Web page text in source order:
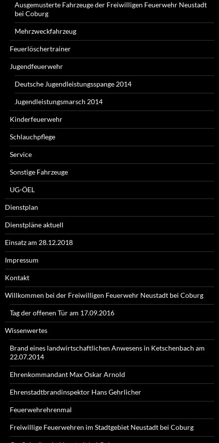
Ausgemusterte Fahrzeuge der Freiwilligen Feuerwehr Neustadt
bei Coburg
Mehrzweckfahrzeug
Feuerlöschertrainer
Jugendfeuerwehr
Deutsche Jugendleistungsspange 2014
Jugendleistungsmarsch 2014
Kinderfeuerwehr
Schlauchpflege
Service
Sonstige Fahrzeuge
UG-ÖEL
Dienstplan
Dienstpläne aktuell
Einsatz am 28.12.2018
Impressum
Kontakt
Willkommen bei der Freiwilligen Feuerwehr Neustadt bei Coburg
Tag der offenen Tür am 17.09.2016
Wissenwertes
Brand eines landwirtschaftlichen Anwesens in Ketschenbach am
22.07.2014
Ehrenkommandant Max Oskar Arnold
Ehrenstadtbrandinspektor Hans Gehrlicher
Feuerwehrehrenmal
Freiwillige Feuerwehren im Stadtgebiet Neustadt bei Coburg